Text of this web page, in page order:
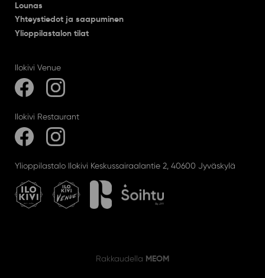
Lounas
Yhteystiedot ja saapuminen
Ylioppilastalon tilat
Ilokivi Venue
Ilokivi Restaurant
Ylioppilastalo Ilokivi Keskussairaalantie 2, 40600 Jyväskylä
Rakkaudella MEOM